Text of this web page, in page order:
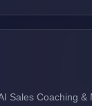
Sales Coaching &